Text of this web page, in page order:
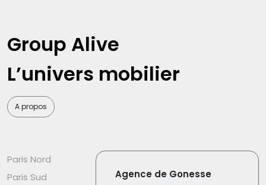
Group Alive
L’univers mobilier
A propos
Paris Nord
Paris Sud
Agence de Gonesse